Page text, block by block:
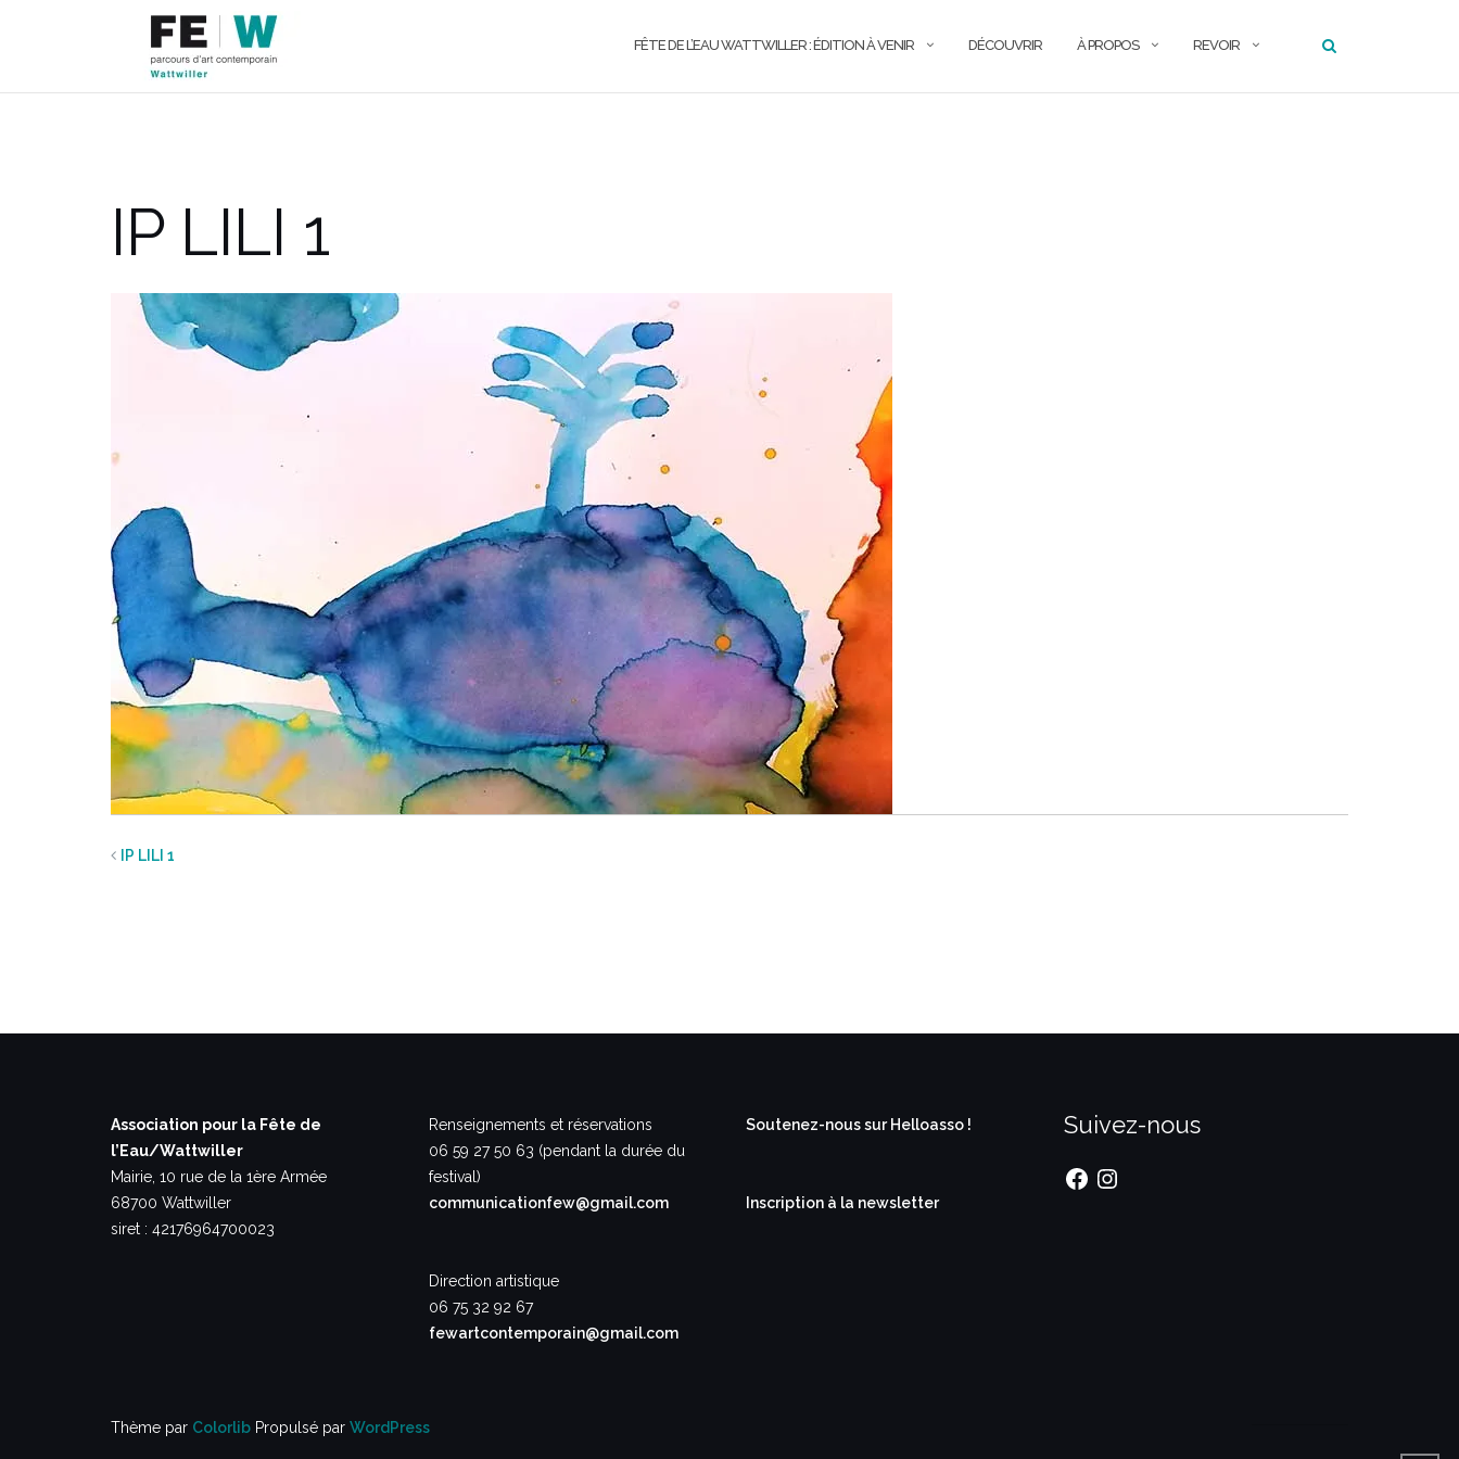
FÊTE DE L’EAU WATTWILLER : ÉDITION À VENIR DÉCOUVRIR À PROPOS REVOIR
IP LILI 1
IP LILI 1
Association pour la Fête de
l’Eau/Wattwiller
Mairie, 10 rue de la 1ère Armée
68700 Wattwiller
siret : 42176964700023
Renseignements et réservations
06 59 27 50 63 (pendant la durée du
festival)
communicationfew@gmail.com
Direction artistique
06 75 32 92 67
fewartcontemporain@gmail.com
Soutenez-nous sur Helloasso !
Inscription à la newsletter
Suivez-nous
FacebookInstagram
Thème par Colorlib Propulsé par WordPress